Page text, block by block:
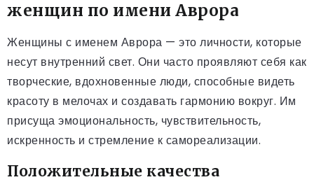
женщин по имени Аврора
Женщины с именем Аврора — это личности, которые
несут внутренний свет. Они часто проявляют себя как
творческие, вдохновенные люди, способные видеть
красоту в мелочах и создавать гармонию вокруг. Им
присуща эмоциональность, чувствительность,
искренность и стремление к самореализации.
Положительные качества